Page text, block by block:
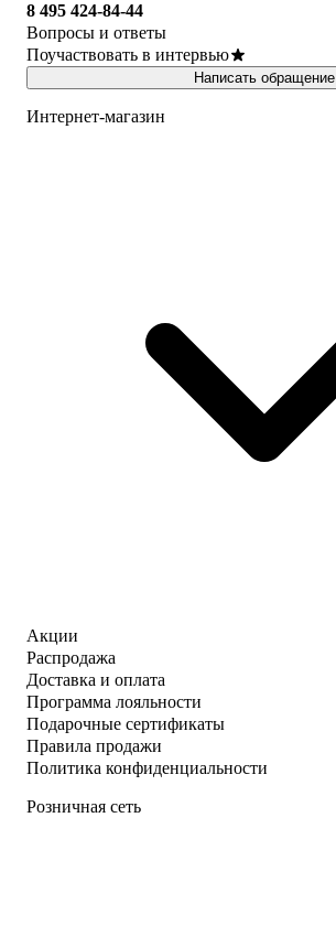
8 495 424-84-44
Вопросы и ответы
Поучаствовать в интервью
Написать обращение
Интернет-магазин
Акции
Распродажа
Доставка и оплата
Программа лояльности
Подарочные сертификаты
Правила продажи
Политика конфиденциальности
Розничная сеть